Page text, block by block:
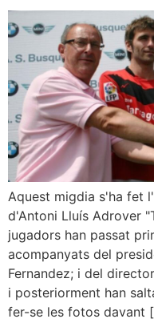
Aquest migdia s'ha fet
d'Antoni Lluís Adrover
jugadors han passat
acompanyats del
Fernandez; i del
i posteriorment han
fer-se les fotos davant